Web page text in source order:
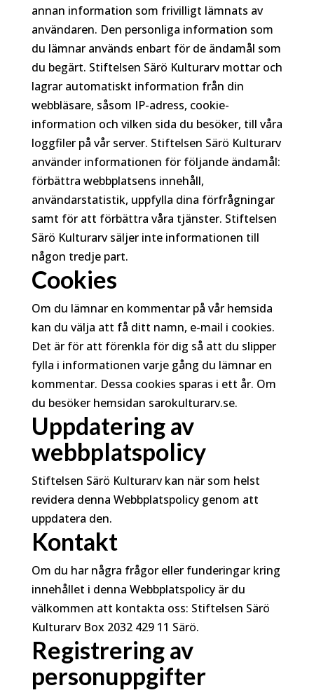
annan information som frivilligt lämnats av
användaren. Den personliga information som
du lämnar används enbart för de ändamål som
du begärt. Stiftelsen Särö Kulturarv mottar och
lagrar automatiskt information från din
webbläsare, såsom IP-adress, cookie-
information och vilken sida du besöker, till våra
loggfiler på vår server. Stiftelsen Särö Kulturarv
använder informationen för följande ändamål:
förbättra webbplatsens innehåll,
användarstatistik, uppfylla dina förfrågningar
samt för att förbättra våra tjänster. Stiftelsen
Särö Kulturarv säljer inte informationen till
någon tredje part.
Cookies
Om du lämnar en kommentar på vår hemsida
kan du välja att få ditt namn, e-mail i cookies.
Det är för att förenkla för dig så att du slipper
fylla i informationen varje gång du lämnar en
kommentar. Dessa cookies sparas i ett år. Om
du besöker hemsidan sarokulturarv.se.
Uppdatering av
webbplatspolicy
Stiftelsen Särö Kulturarv kan när som helst
revidera denna Webbplatspolicy genom att
uppdatera den.
Kontakt
Om du har några frågor eller funderingar kring
innehållet i denna Webbplatspolicy är du
välkommen att kontakta oss: Stiftelsen Särö
Kulturarv Box 2032 429 11 Särö.
Registrering av
personuppgifter